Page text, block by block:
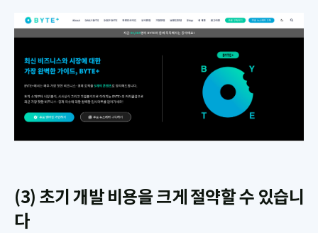
(3) 초기 개발 비용을 크게 절약할 수 있습니
다